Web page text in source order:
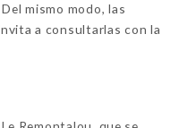
mismo modo, las
a consultarlas con la